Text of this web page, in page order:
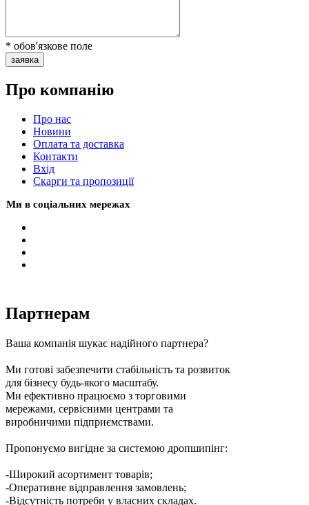
* обов'язкове поле
заявка
Про компанію
Про нас
Новини
Оплата та доставка
Контакти
Вхiд
Скарги та пропозиції
Ми в соціальних мережах
Партнерам
Ваша компанія шукає надійного партнера?
Ми готові забезпечити стабільність та розвиток
для бізнесу будь-якого масштабу.
Ми ефективно працюємо з торговими
мережами, сервісними центрами та
виробничими підприємствами.
Пропонуємо вигідне за системою дропшипінг:
-Широкий асортимент товарів;
-Оперативне відправлення замовлень;
-Відсутність потреби у власних складах.